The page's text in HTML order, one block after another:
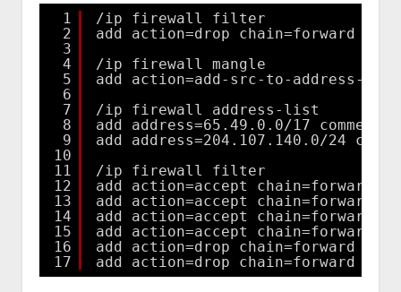
1
2
3
4
5
6
7
8
9
10
11
12
13
14
15
16
17
/ip firewall filter
add action=drop chain=forward
/ip firewall mangle
add action=add-src-to-address-
/ip firewall address-list
add address=65.49.0.0/17
add address=204.107.140.0/24
/ip firewall filter
add action=accept chain=forward
add action=accept chain=forward
add action=accept chain=forward
add action=accept chain=forward
add action=drop chain=forward
add action=drop chain=forward